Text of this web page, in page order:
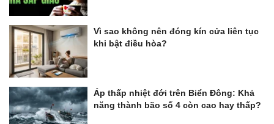
Vì sao không nên đóng kín cửa liên tục
khi bật điều hòa?
Áp thấp nhiệt đới trên Biển Đông: Khả
năng thành bão số 4 còn cao hay thấp?